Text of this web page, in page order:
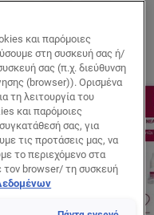
και παρόμοιες
στη συσκευή σας ή/
σας (π.χ. διεύθυνση
(browser)). Ορισμένα
τη λειτουργία του
και παρόμοιες
σας, για
τις προτάσεις μας, να
το περιεχόμενο στα
τον browser/ τη συσκευή
σας και να σας
αποδεχθείτε cookies τα